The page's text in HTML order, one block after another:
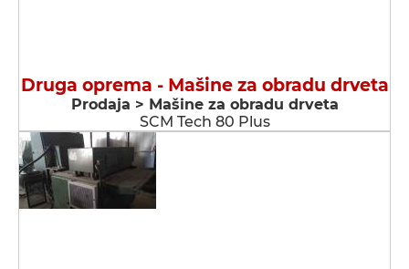
Druga oprema - Мašine za obradu drveta
Prodaja > Мašine za obradu drveta
SCM Tech 80 Plus